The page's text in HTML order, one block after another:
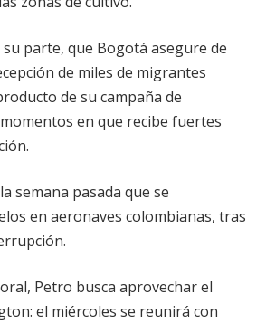
parte, que Bogotá asegure de
de miles de migrantes
de su campaña de
en que recibe fuertes
semana pasada que se
en aeronaves colombianas, tras
Petro busca aprovechar el
el miércoles se reunirá con